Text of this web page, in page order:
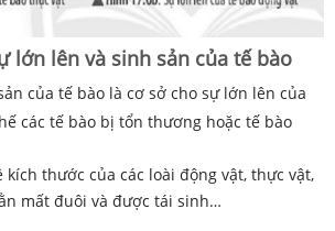
lớn lên và sinh sản của tế bào
của tế bào là cơ sở cho sự lớn lên của
các tế bào bị tổn thương hoặc tế bào
kích thước của các loài động vật, thực vật,
mất đuôi và được tái sinh…